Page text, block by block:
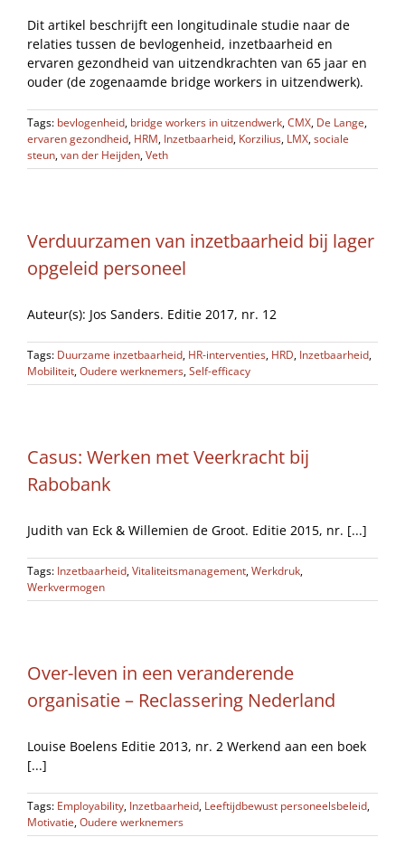
Dit artikel beschrijft een longitudinale studie naar de
relaties tussen de bevlogenheid, inzetbaarheid en
ervaren gezondheid van uitzendkrachten van 65 jaar en
ouder (de zogenaamde bridge workers in uitzendwerk).
Tags: bevlogenheid, bridge workers in uitzendwerk,CMX, De Lange,
ervaren gezondheid, HRM, Inzetbaarheid, Korzilius, LMX,sociale
steun,van der Heijden,Veth
Verduurzamen van inzetbaarheid bij lager
opgeleid personeel
Auteur(s): Jos Sanders. Editie 2017, nr. 12
Tags: Duurzame inzetbaarheid, HR-interventies, HRD, Inzetbaarheid,
Mobiliteit,Oudere werknemers,Self-efficacy
Casus: Werken met Veerkracht bij
Rabobank
Judith van Eck & Willemien de Groot. Editie 2015, nr. [...]
Tags: Inzetbaarheid,Vitaliteitsmanagement,Werkdruk,
Werkvermogen
Over-leven in een veranderende
organisatie – Reclassering Nederland
Louise Boelens Editie 2013, nr. 2 Werkend aan een boek
[...]
Tags: Employability, Inzetbaarheid, Leeftijdbewust personeelsbeleid,
Motivatie,Oudere werknemers